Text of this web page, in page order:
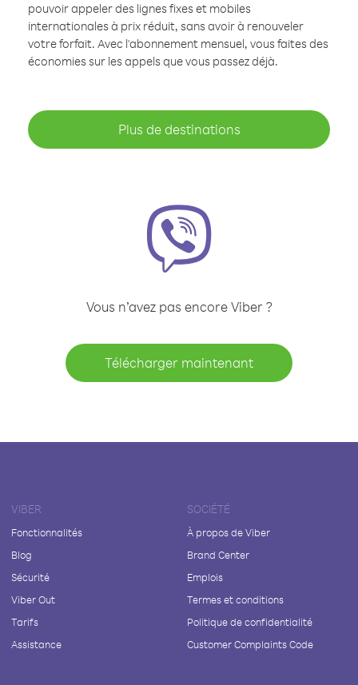
pouvoir appeler des lignes fixes et mobiles
internationales à prix réduit, sans avoir à renouveler
votre forfait. Avec l'abonnement mensuel, vous faites des
économies sur les appels que vous passez déjà.
Plus de destinations
Vous n’avez pas encore Viber ?
Télécharger maintenant
VIBER
Fonctionnalités
Blog
Sécurité
Viber Out
Tarifs
Assistance
SOCIÉTÉ
À propos de Viber
Brand Center
Emplois
Termes et conditions
Politique de confidentialité
Customer Complaints Code